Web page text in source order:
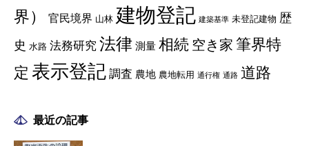
界）
官民境界 山林 建物登記 建築基準 未登記建物 歴
史 水路 法務研究法律 測量 相続空き家筆界特
定 表示登記調査 農地 農地転用 通行権 通路 道路
最近の記事